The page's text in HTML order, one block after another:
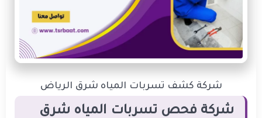
شركة كشف تسربات المياه شرق الرياض
شركة فحص تسربات المياه شرق